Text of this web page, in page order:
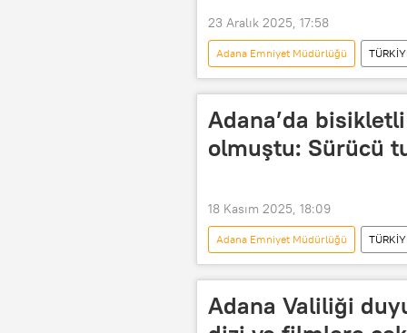
23 Aralık 2025, 17:58
Adana Emniyet Müdürlüğü
Adana Valiliği
Adana
Adana’da
olmuştu: Sürücü
18 Kasım 2025, 18:09
Adana Emniyet Müdürlüğü
Adana
Adana Büyükşehir
Adana Valiliği